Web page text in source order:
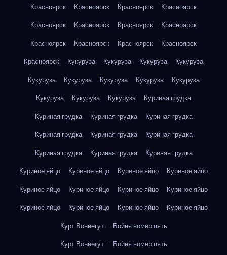
Красноярск
Красноярск Красноярск
Красноярск
Красноярск
Красноярск Красноярск
Красноярск
Красноярск
Красноярск Красноярск
Красноярск
Красноярск
Кукуруза Кукуруза Кукуруза
Кукуруза
Кукуруза
Кукуруза Кукуруза Кукуруза
Кукуруза
Кукуруза
Кукуруза Кукуруза
Куриная грудка
Куриная грудка
Куриная грудка
Куриная грудка
Куриная грудка
Куриная грудка
Куриная грудка
Куриная грудка
Куриная грудка
Куриная грудка
Куриное яйцо
Куриное яйцо Куриное яйцо
Куриное яйцо
Куриное яйцо
Куриное яйцо Куриное яйцо
Куриное яйцо
Куриное яйцо
Куриное яйцо Куриное яйцо
Куриное яйцо
Курт Воннегут — Бойня номер пять
Курт Воннегут — Бойня номер пять